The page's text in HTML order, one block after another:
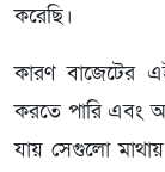
করেছি।
কারণ বাজেটের
করতে পারি এবং
যায় সেগুলো মাথায়